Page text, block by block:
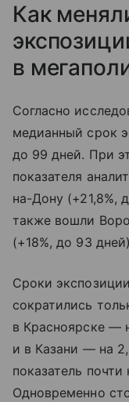
Как
в
Согласно
медианный срок
до 99 дней. При
показателя
на-Дону (+21,8%,
также вошли
(+18%, до 93
Сроки
сократились
в Красноярске —
и в Казани — на
показатель
Одновременно